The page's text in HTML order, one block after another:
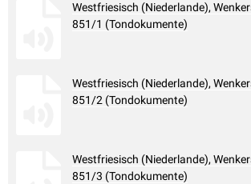
Westfriesisch (Niederlande),
851/1 (Tondokumente)
Westfriesisch (Niederlande),
851/2 (Tondokumente)
Westfriesisch (Niederlande),
851/3 (Tondokumente)